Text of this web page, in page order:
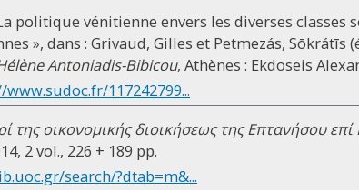
politique vénitienne envers les diverses classes
», dans : Grivaud, Gilles et Petmezás, Sōkrátīs
Antoniadis-Bibicou, Athènes : Ekdoseis
117242799...
της οικονομικής διοικήσεως της Επτανήσου επί
2 vol., 226 + 189 pp.
search/?dtab=m&...